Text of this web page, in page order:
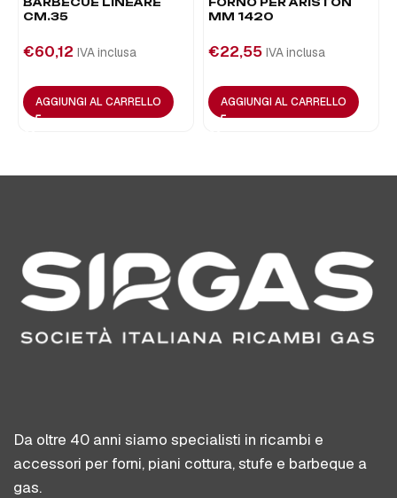
CM.35
€60,12 IVA inclusa
AGGIUNGI AL CARRELLO
MM 1420
€22,55 IVA inclusa
AGGIUNGI AL CARRELLO
Da oltre 40 anni siamo specialisti in ricambi e
accessori per forni, piani cottura, stufe e barbeque a
gas.